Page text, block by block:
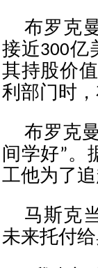
布罗克
接近300亿
其持股价
利部门时，
布罗克
间学好”。
工他为了
马斯克
未来托付